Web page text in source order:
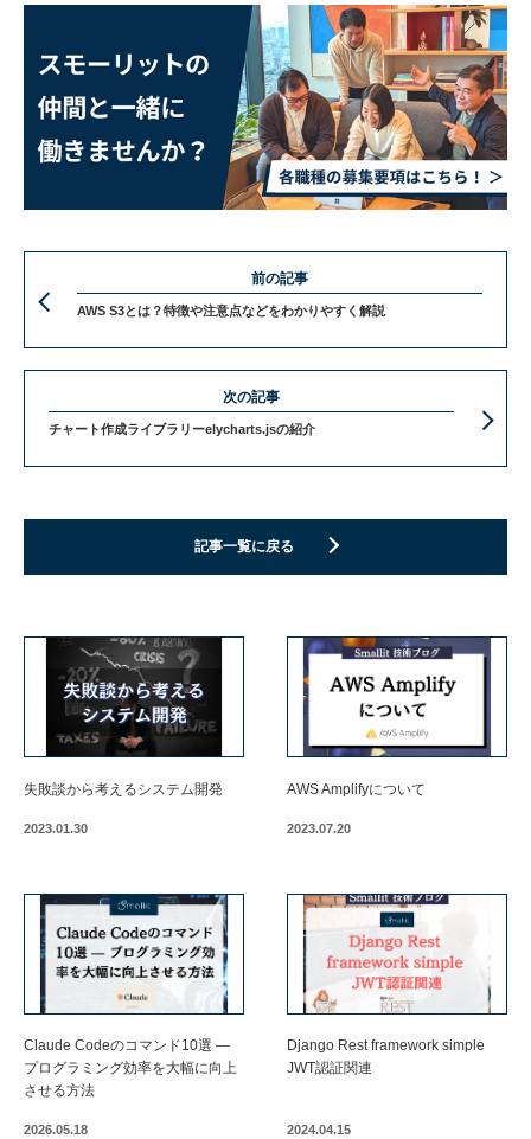
前の記事
AWS S3とは？特徴や注意点などをわかりやすく解説
次の記事
チャート作成ライブラリーelycharts.jsの紹介
記事一覧に戻る
失敗談から考えるシステム開発
2023.01.30
AWS Amplifyについて
2023.07.20
Claude Codeのコマンド10選 —
プログラミング効率を大幅に向上
させる方法
2026.05.18
Django Rest framework simple
JWT認証関連
2024.04.15